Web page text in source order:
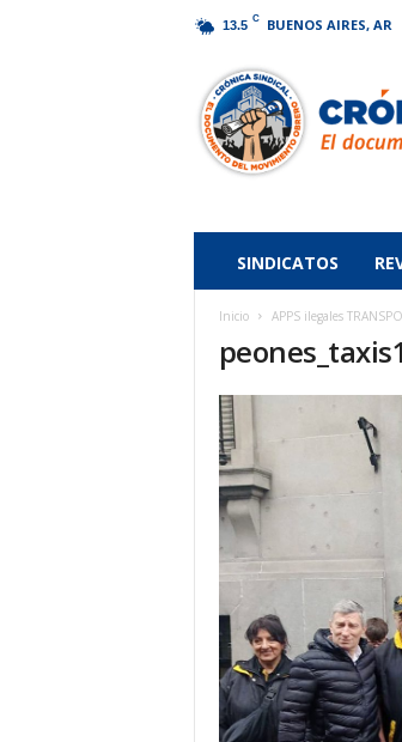
13.5 C BUENOS AIRES, AR
Sindical
SINDICATOS
Inicio APPS ilegales
peones_taxis1